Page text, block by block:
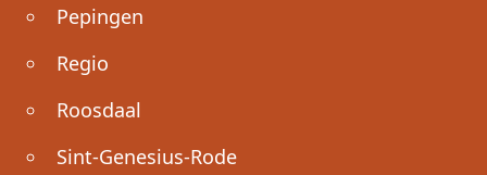
Pepingen
Regio
Roosdaal
Sint-Genesius-Rode